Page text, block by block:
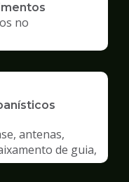
no
antenas,
de guia,